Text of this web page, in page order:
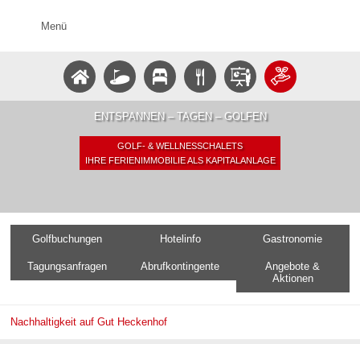
Menü
ENTSPANNEN – TAGEN – GOLFEN
GOLF- & WELLNESSCHALETS
IHRE FERIENIMMOBILIE ALS KAPITALANLAGE
Golfbuchungen Hotelinfo Gastronomie
Tagungsanfragen Abrufkontingente
Angebote &
Aktionen
Nachhaltigkeit auf Gut Heckenhof